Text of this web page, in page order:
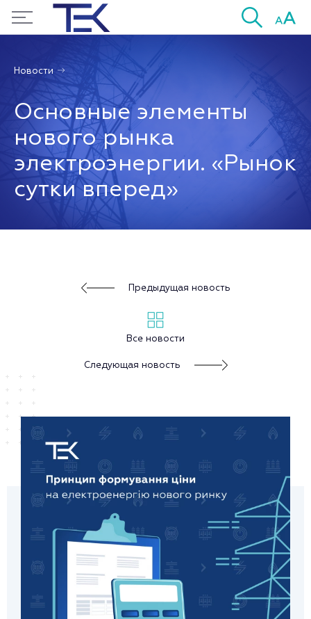
Новости
Основные элементы
нового рынка
электроэнергии. «Рынок
сутки вперед»
Предыдущая новость
Все новости
Следующая новость